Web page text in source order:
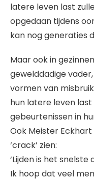
latere leven last
opgedaan tijdens
kan nog generaties
Maar ook in
gewelddadige
vormen van
hun latere leven
gebeurtenissen in
Ook Meister
‘crack’ zien:
‘Lijden is het snelste
Ik hoop dat veel